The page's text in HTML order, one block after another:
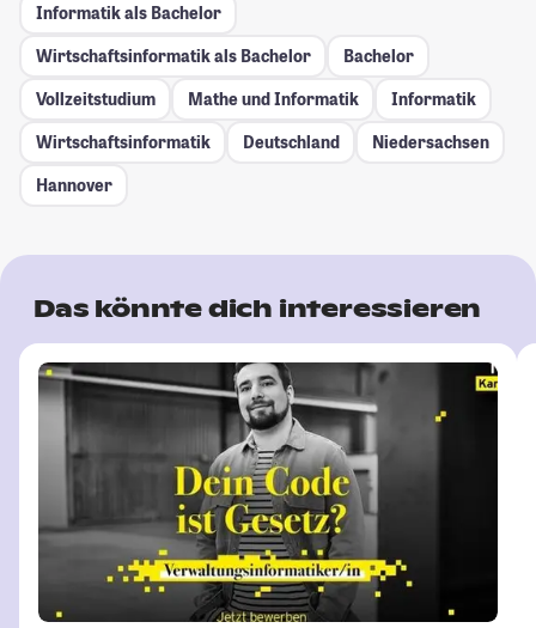
Informatik als Bachelor
Wirtschaftsinformatik als Bachelor
Bachelor
Vollzeitstudium
Mathe und Informatik
Informatik
Wirtschaftsinformatik
Deutschland
Niedersachsen
Hannover
Das könnte dich interessieren